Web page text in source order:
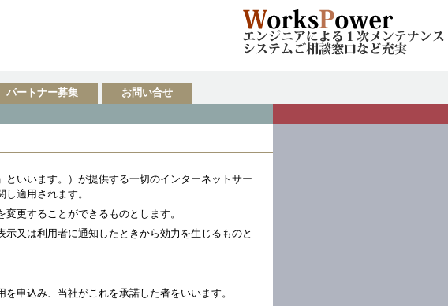
パートナー募集 お問い合せ
いいます。）が提供する一切のインターネットサー
適用されます。
更することができるものとします。
又は利用者に通知したときから効力を生じるものと
申込み、当社がこれを承諾した者をいいます。